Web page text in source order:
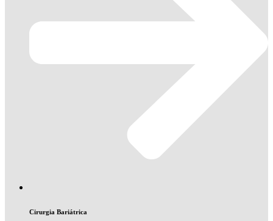
Cirurgia Bariátrica